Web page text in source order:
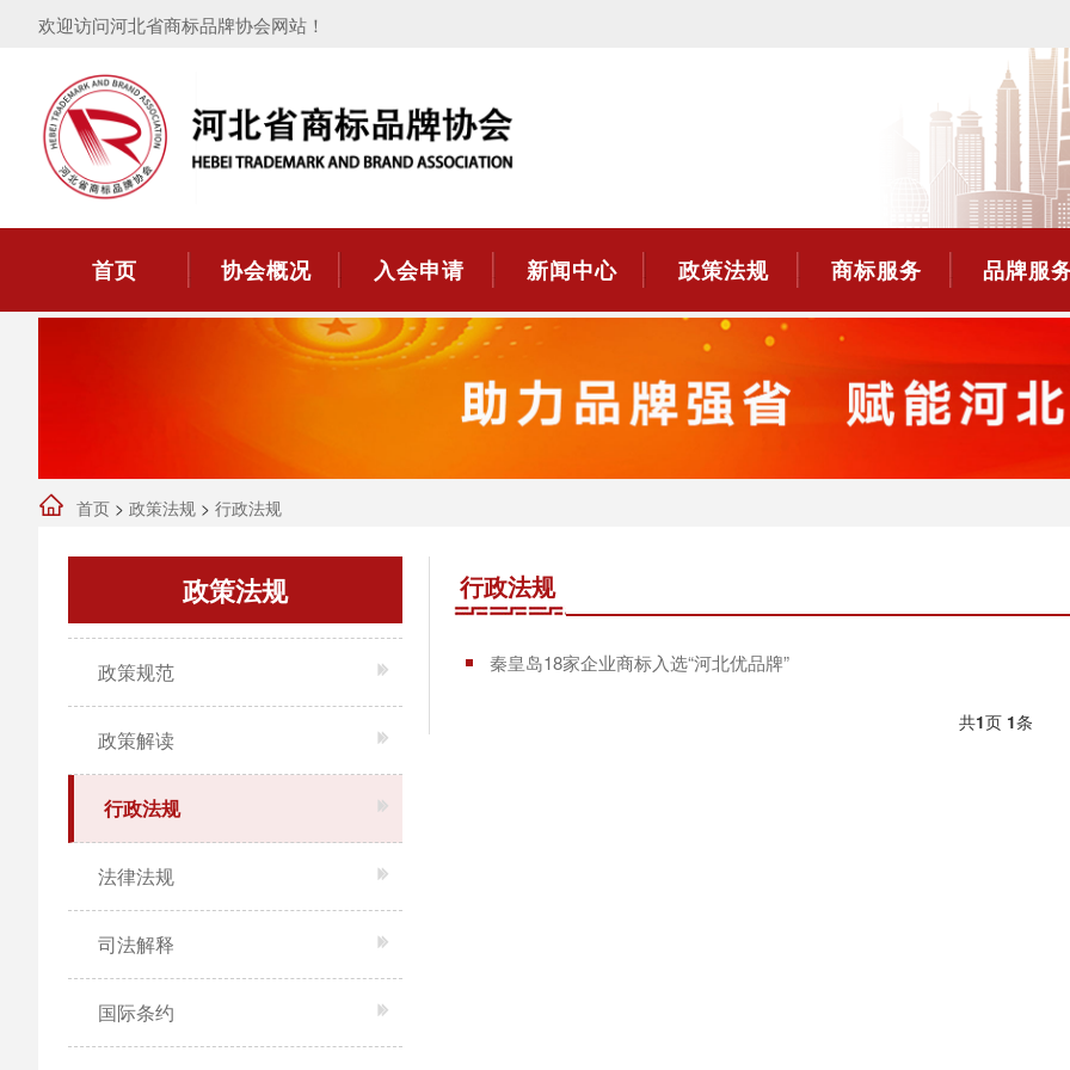
欢迎访问河北省商标品牌协会网站！
首页 协会概况 入会申请 新闻中心 政策法规 商标服务 品牌服
首页 > 政策法规 > 行政法规
政策法规
政策规范
政策解读
行政法规
法律法规
司法解释
国际条约
行政法规
秦皇岛18家企业商标入选“河北优品牌”
共1页 1条